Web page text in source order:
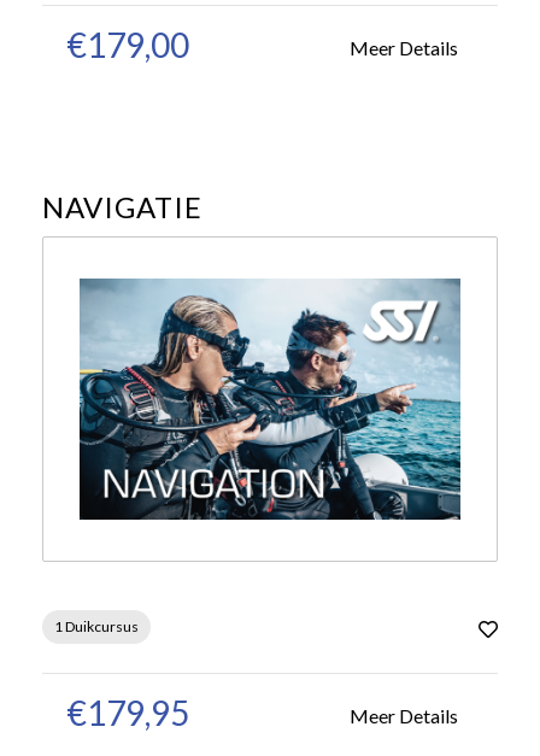
€179,00 Meer Details
NAVIGATIE
1 Duikcursus
€179,95 Meer Details